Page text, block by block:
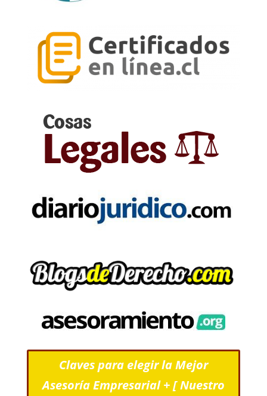
Claves para elegir la Mejor
Asesoría Empresarial + [ Nuestro